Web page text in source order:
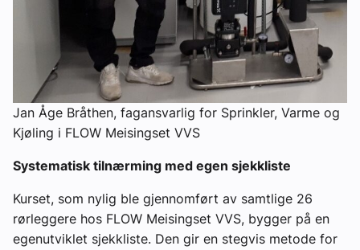
Jan Åge Bråthen, fagansvarlig for Sprinkler, Varme og
Kjøling i FLOW Meisingset VVS
Systematisk tilnærming med egen sjekkliste
Kurset, som nylig ble gjennomført av samtlige 26
rørleggere hos FLOW Meisingset VVS, bygger på en
egenutviklet sjekkliste. Den gir en stegvis metode for